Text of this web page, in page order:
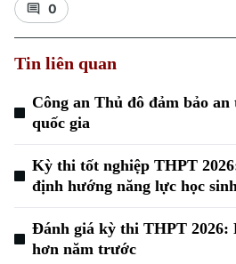
0
Tin liên quan
Công an Thủ đô đảm bảo
quốc gia
Kỳ thi tốt nghiệp THPT
định hướng năng lực học
Đánh giá kỳ thi THPT 2026:
hơn năm trước